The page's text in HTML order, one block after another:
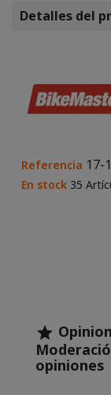
Detalles del
Referencia 17-
En stock 35

opiniones